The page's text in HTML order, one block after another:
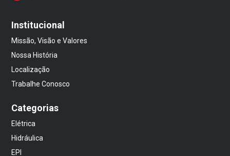
Institucional
Missão, Visão e Valores
Nossa História
Localização
Trabalhe Conosco
Categorias
Elétrica
Hidráulica
EPI